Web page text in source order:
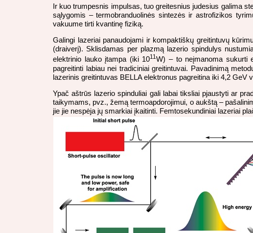
Ir kuo trumpesnis impulsas, tuo greitesnius judesius galima
sąlygomis – termobranduolinės sintezės ir astrofizikos
vakuume tirti kvantinę fiziką.
Galingi lazeriai panaudojami ir kompaktiškų greitintuvų
(draiverį). Sklisdamas per plazmą lazerio spindulys
elektrinio lauko įtampa (iki 1011W) – to neįmanoma sukurti
pagreitinti labiau nei tradiciniai greitintuvai. Pavadinimą
lazerinis greitintuvas BELLA elektronus pagreitina iki 4,2 GeV
Ypač aštrūs lazerio spinduliai gali labai tiksliai pjaustyti ar
taikymams, pvz., žemą termoapdorojimui, o aukštą –
jie jie nespėja jų smarkiai įkaitinti. Femtosekundiniai lazeriai